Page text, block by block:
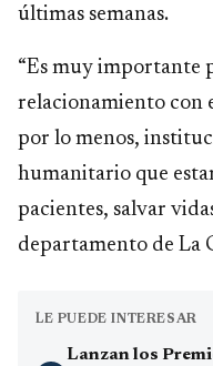
últimas semanas.
“Es muy importante
relacionamiento con
por lo menos,
humanitario que
pacientes, salvar
departamento de La
LE PUEDE INTERESAR
Lanzan los